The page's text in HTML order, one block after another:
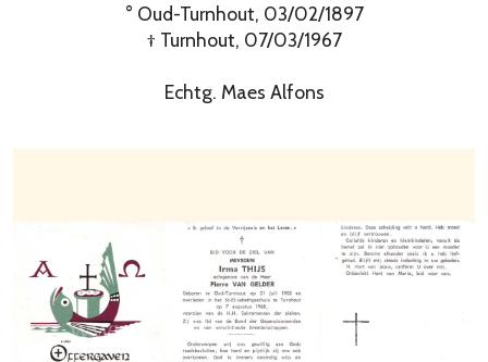
° Oud-Turnhout, 03/02/1897
† Turnhout, 07/03/1967
Echtg. Maes Alfons